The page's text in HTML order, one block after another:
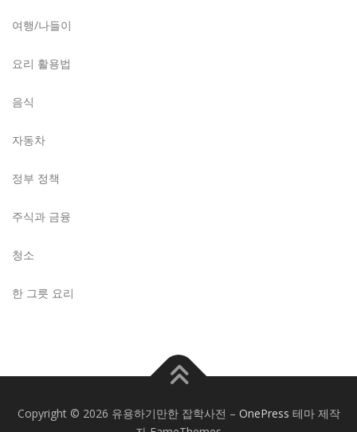
여행/나들이
요리 활용법
음식
자동차
정부 정책
주식과 금융
청소
한 그릇 요리
Copyright © 2026 유용하기만한 잡학사전 – OnePress 테마 제작